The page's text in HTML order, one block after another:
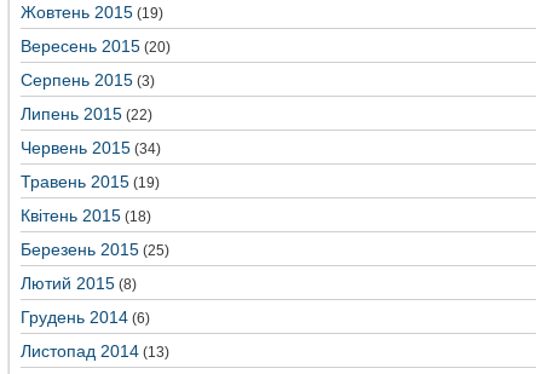
Жовтень 2015 (19)
Вересень 2015 (20)
Серпень 2015 (3)
Липень 2015 (22)
Червень 2015 (34)
Травень 2015 (19)
Квітень 2015 (18)
Березень 2015 (25)
Лютий 2015 (8)
Грудень 2014 (6)
Листопад 2014 (13)